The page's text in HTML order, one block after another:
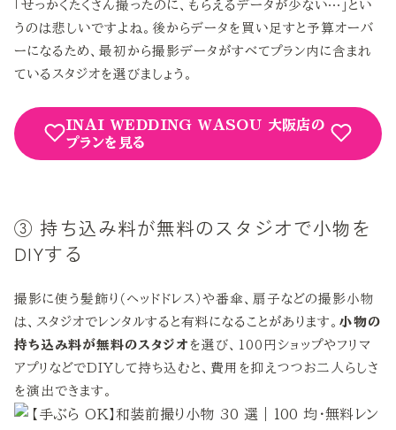
「せっかくたくさん撮ったのに、もらえるデータが少ない…」とい
うのは悲しいですよね。後からデータを買い足すと予算オーバ
ーになるため、最初から撮影データがすべてプラン内に含まれ
ているスタジオを選びましょう。
INAI WEDDING WASOU 大阪店の
プランを見る
③ 持ち込み料が無料のスタジオで小物を
DIYする
撮影に使う髪飾り（ヘッドドレス）や番傘、扇子などの撮影小物
は、スタジオでレンタルすると有料になることがあります。 小物の
持ち込み料が無料のスタジオ を選び、100円ショップやフリマ
アプリなどでDIYして持ち込むと、費用を抑えつつお二人らしさ
を演出できます。